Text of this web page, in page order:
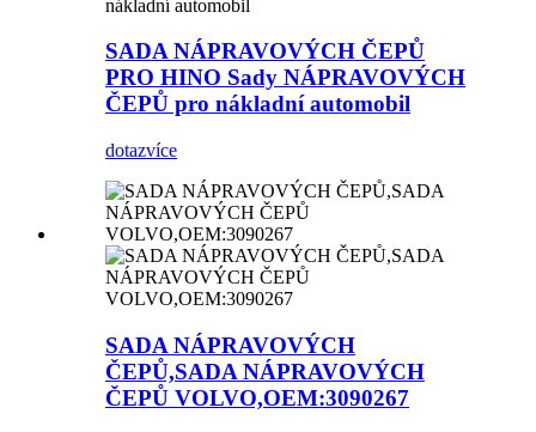
SADA NÁPRAVOVÝCH ČEPŮ
PRO HINO Sady NÁPRAVOVÝCH
ČEPŮ pro nákladní automobil
dotazvíce
SADA NÁPRAVOVÝCH
ČEPŮ,SADA NÁPRAVOVÝCH
ČEPŮ VOLVO,OEM:3090267